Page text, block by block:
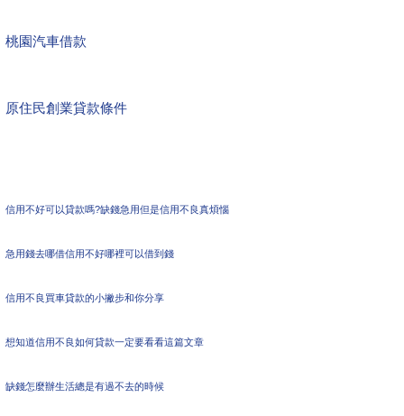
桃園汽車借款
原住民創業貸款條件
信用不好可以貸款嗎?缺錢急用但是信用不良真煩惱
急用錢去哪借信用不好哪裡可以借到錢
信用不良買車貸款的小撇步和你分享
想知道信用不良如何貸款一定要看看這篇文章
缺錢怎麼辦生活總是有過不去的時候